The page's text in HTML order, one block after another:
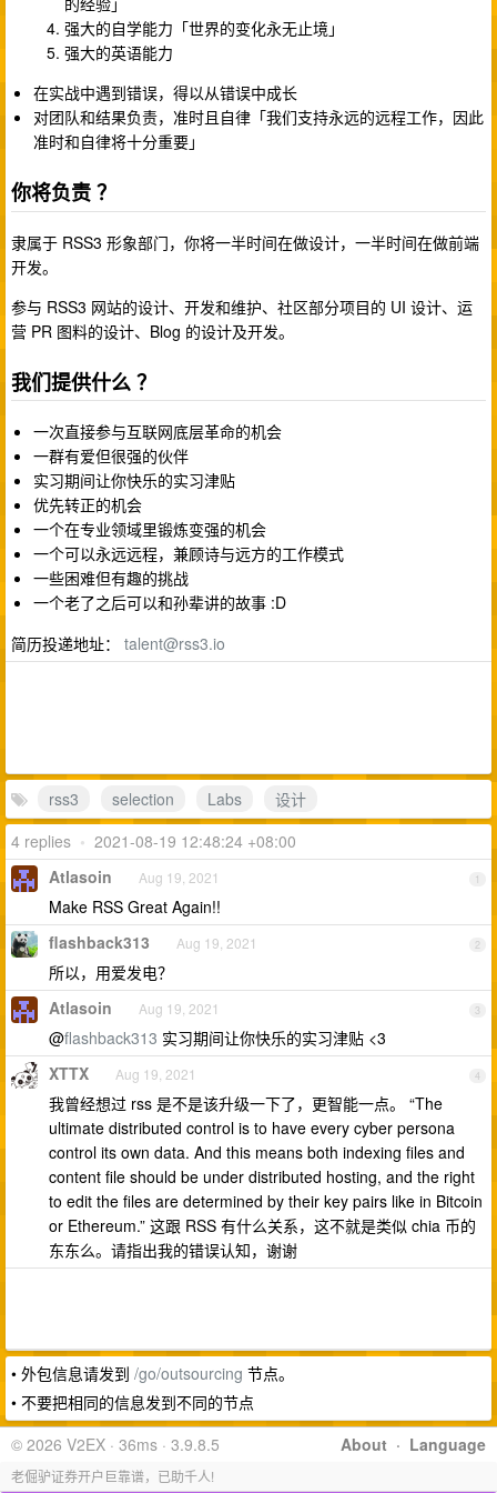
强大的自学能力「世界的变化永无止境」
强大的英语能力
在实战中遇到错误，得以从错误中成长
对团队和结果负责，准时且自律「我们支持永远的远程工作，因此
准时和自律将十分重要」
你将负责 ？
隶属于 RSS3 形象部门，你将一半时间在做设计，一半时间在做前端
开发。
参与 RSS3 网站的设计、开发和维护、社区部分项目的 UI 设计、运
营 PR 图料的设计、Blog 的设计及开发。
我们提供什么 ？
一次直接参与互联网底层革命的机会
一群有爱但很强的伙伴
实习期间让你快乐的实习津贴
优先转正的机会
一个在专业领域里锻炼变强的机会
一个可以永远远程，兼顾诗与远方的工作模式
一些困难但有趣的挑战
一个老了之后可以和孙辈讲的故事 :D
简历投递地址： talent@rss3.io
rss3 selection Labs
设计
4 replies • 2021-08-19 12:48:24 +08:00
1
Atlasoin Aug 19, 2021
Make RSS Great Again!!
2
flashback313 Aug 19, 2021
所以，用爱发电？
3
Atlasoin Aug 19, 2021
@flashback313 实习期间让你快乐的实习津贴 <3
4
XTTX Aug 19, 2021
我曾经想过 rss 是不是该升级一下了，更智能一点。 “The
ultimate distributed control is to have every cyber persona
control its own data. And this means both indexing files and
content file should be under distributed hosting, and the right
to edit the files are determined by their key pairs like in Bitcoin
or Ethereum.” 这跟 RSS 有什么关系，这不就是类似 chia 币的
东东么。请指出我的错误认知，谢谢
• 外包信息请发到 /go/outsourcing 节点。
• 不要把相同的信息发到不同的节点
About · Language
© 2026 V2EX · 36ms · 3.9.8.5
老倔驴证券开户巨靠谱，已助千人!